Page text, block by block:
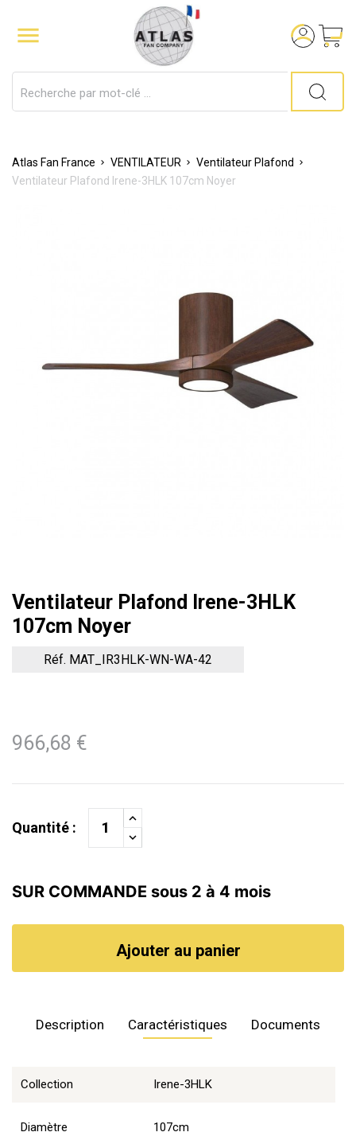

Atlas Fan France VENTILATEUR
Ventilateur Plafond
Ventilateur Plafond Irene-3HLK 107cm Noyer
Ventilateur Plafond Irene-3HLK
107cm Noyer
Réf. MAT_IR3HLK-WN-WA-42
966,68 €
Quantité :
SUR COMMANDE sous 2 à 4 mois
Ajouter au panier
Description Caractéristiques
Collection Irene-3HLK
Diamètre 107cm
Documents